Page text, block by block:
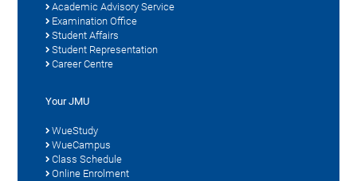
Academic Advisory Service
Examination Office
Student Affairs
Student Representation
Career Centre
Your JMU
WueStudy
WueCampus
Class Schedule
Online Enrolment